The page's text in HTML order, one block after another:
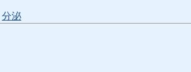
分泌